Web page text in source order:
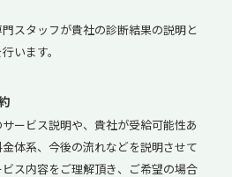
スタッフが貴社の診断結果の説明と
います。
ービス説明や、貴社が受給可能性あ
体系、今後の流れなどを説明させて
ス内容をご理解頂き、ご希望の場合